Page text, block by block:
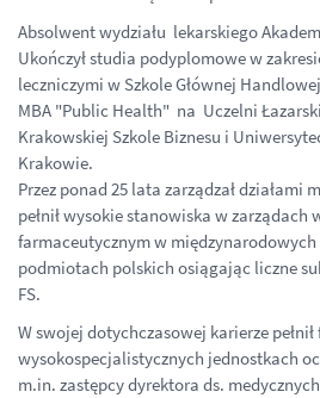
Absolwent wydziału lekarskiego
Ukończył studia podyplomowe w
leczniczymi w Szkole Głównej
MBA "Public Health" na Uczelni
Krakowskiej Szkole Biznesu i
Krakowie.
Przez ponad 25 lata zarządzał działami
pełnił wysokie stanowiska w zarządach
farmaceutycznym w
podmiotach polskich osiągając liczne
FS.
W swojej dotychczasowej karierze
wysokospecjalistycznych jednostkach
m.in. zastępcy dyrektora ds.